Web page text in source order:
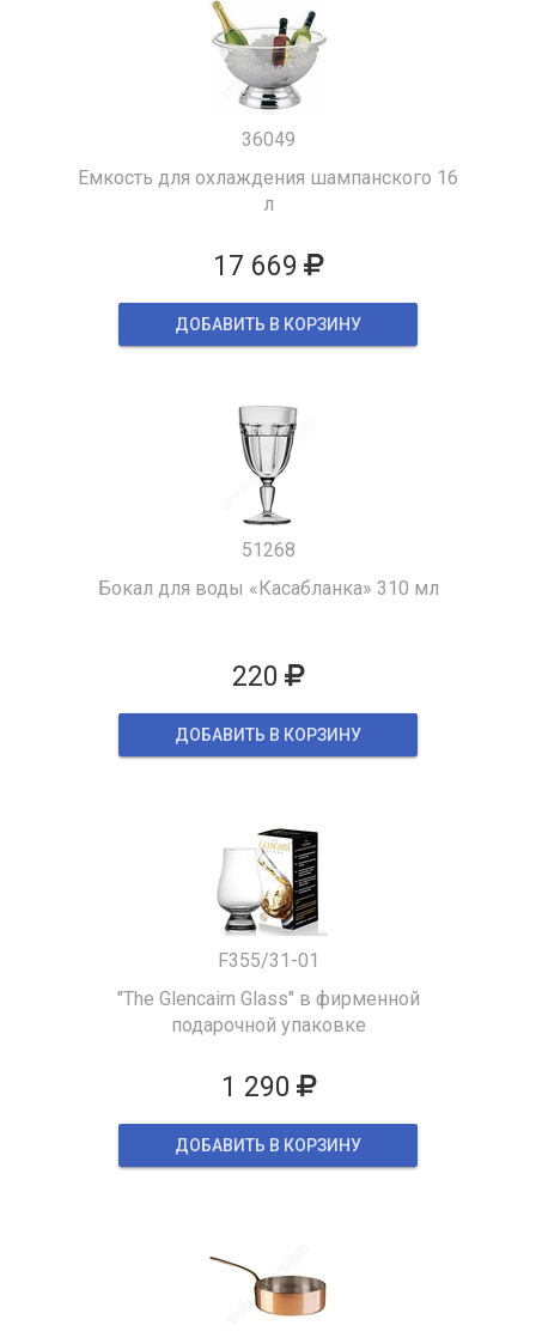
36049
Емкость для охлаждения шампанского 16
л
17 669
ДОБАВИТЬ В КОРЗИНУ
51268
Бокал для воды «Касабланка» 310 мл
220
ДОБАВИТЬ В КОРЗИНУ
F355/31-01
"The Glencairn Glass" в фирменной
подарочной упаковке
1 290
ДОБАВИТЬ В КОРЗИНУ